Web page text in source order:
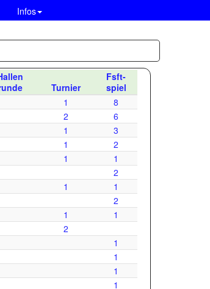
Infos
Turnier
Fsft-
spiel
1
8
2
6
1
3
1
2
1
1
2
1
1
2
1
1
2
1
1
1
1